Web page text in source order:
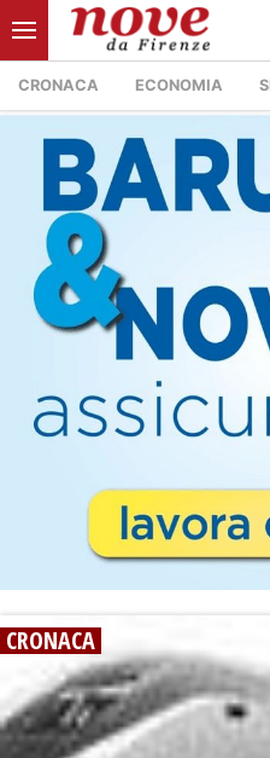
CRONACA ECONOMIA
CRONACA